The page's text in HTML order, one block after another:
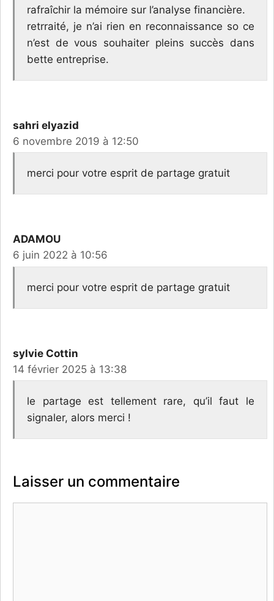
rafraîchir la mémoire sur l’analyse financière.
retrraité, je n’ai rien en reconnaissance so ce
n’est de vous souhaiter pleins succès dans
bette entreprise.
sahri elyazid
6 novembre 2019 à 12:50
merci pour votre esprit de partage gratuit
ADAMOU
6 juin 2022 à 10:56
merci pour votre esprit de partage gratuit
sylvie Cottin
14 février 2025 à 13:38
le partage est tellement rare, qu’il faut le
signaler, alors merci !
Laisser un commentaire